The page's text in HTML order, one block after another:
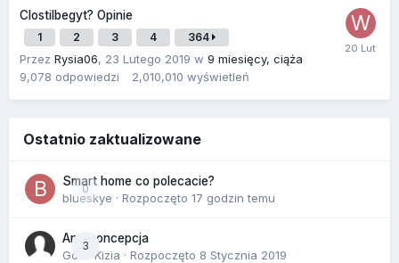
Clostilbegyt? Opinie
1 2 3 4 364
Przez Rysia06, 23 Lutego 2019 w 9 miesięcy, ciąża
9,078 odpowiedzi 2,010,010 wyświetleń
Ostatnio zaktualizowane
0
Smart home co polecacie?
blueskye · Rozpoczęto 17 godzin temu
3
Antykoncepcja
Gość Kizia · Rozpoczęto 8 Stycznia 2019